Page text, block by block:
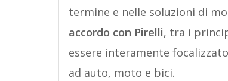
termine e nelle soluzioni di
accordo con Pirelli, tra i
essere interamente
ad auto, moto e bici.